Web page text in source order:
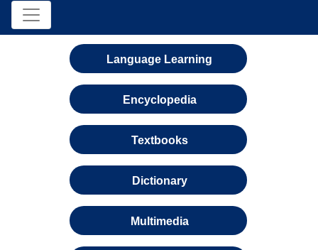
Language Learning
Encyclopedia
Textbooks
Dictionary
Multimedia